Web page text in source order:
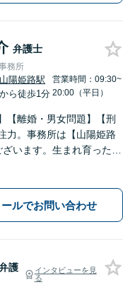
弁護士
務所
山陽姫路駅
から徒歩1分
営業時間：09:30~
20:00（平日）
【離婚・男女問題】【刑
力。事務所は【山陽姫路
います。生まれ育った故
います。【電話相談可
ご相談ください。
ールでお問い合わせ
護
インタビューを見
る